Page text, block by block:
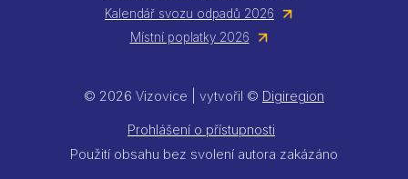
Kalendář svozu odpadů 2026
Místní poplatky 2026
© 2026 Vizovice | vytvořil © Digiregion
Prohlášení o přístupnosti
Použití obsahu bez svolení autora zakázáno